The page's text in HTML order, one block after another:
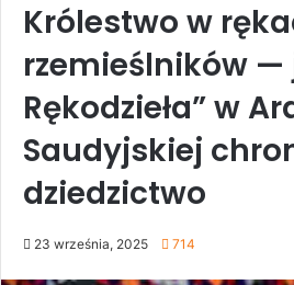
Królestwo w
rzemieślników —
Rękodzieła” w
Saudyjskiej
dziedzictwo
23 września, 2025 714